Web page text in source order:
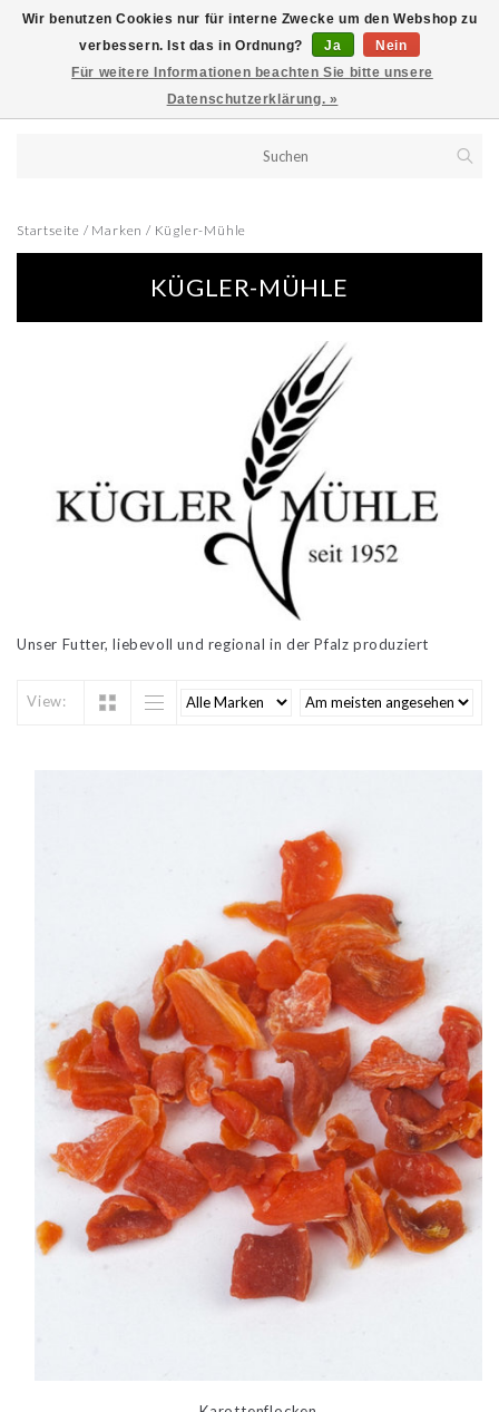
Startseite / Marken / Kügler-Mühle
KÜGLER-MÜHLE
Unser Futter, liebevoll und regional in der Pfalz produziert
View:
Wir benutzen Cookies nur für interne Zwecke um den Webshop zu
verbessern. Ist das in Ordnung?
Ja
Nein
Für weitere Informationen beachten Sie bitte unsere
Datenschutzerklärung. »